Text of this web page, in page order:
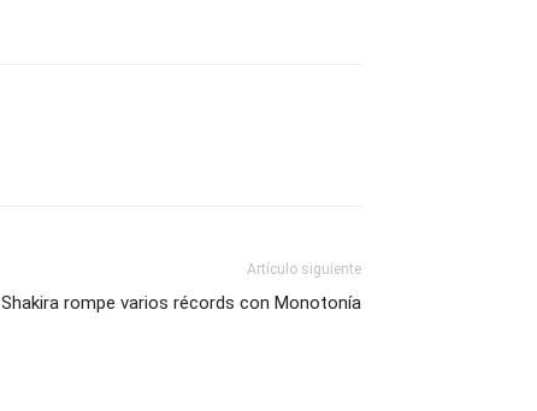
Artículo siguiente
Shakira rompe varios récords con Monotonía